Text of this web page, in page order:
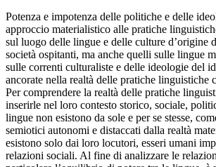
Potenza e impotenza delle politiche e delle
approccio materialistico alle pratiche
sul luogo delle lingue e delle culture d’origine
società ospitanti, ma anche quelli sulle lingue
sulle correnti culturaliste e delle ideologie del
ancorate nella realtà delle pratiche linguistiche
Per comprendere la realtà delle pratiche
inserirle nel loro contesto storico, sociale,
lingue non esistono da sole e per se stesse,
semiotici autonomi e distaccati dalla realtà
esistono solo dai loro locutori, esseri umani
relazioni sociali. Al fine di analizzare le